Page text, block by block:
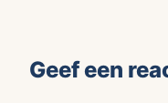
Geef een